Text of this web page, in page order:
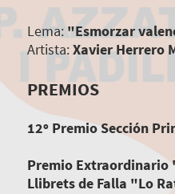
Lema:"Esmorzar
Artista:Xavier Herrero
PREMIOS
12º Premio Sección
Premio Extraordinario
Llibrets de Falla "Lo